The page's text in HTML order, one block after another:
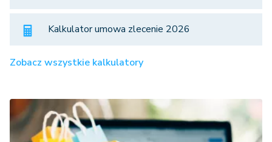
Kalkulator umowa zlecenie 2026
Zobacz wszystkie kalkulatory